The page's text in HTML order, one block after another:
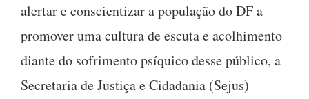
alertar e conscientizar a população do DF a
promover uma cultura de escuta e acolhimento
diante do sofrimento psíquico desse público, a
Secretaria de Justiça e Cidadania (Sejus)